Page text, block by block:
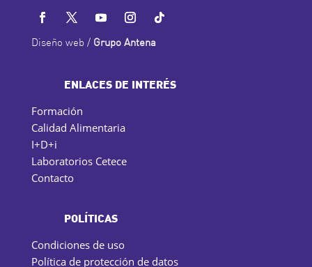
Diseño web / Grupo Antena
ENLACES DE INTERÉS
Formación
Calidad Alimentaria
I+D+i
Laboratorios Cetece
Contacto
POLÍTICAS
Condiciones de uso
Política de protección de datos